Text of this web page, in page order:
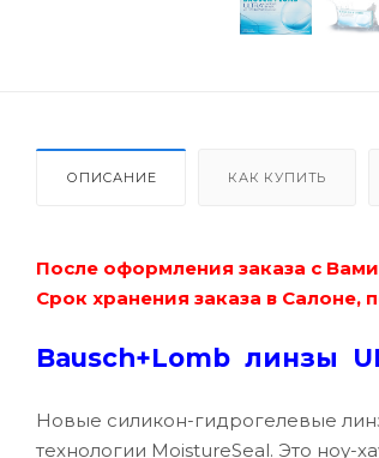
ОПИСАНИЕ КАК КУПИТЬ
После оформления заказа с
Срок хранения заказа в Салоне,
Bausch+Lomb линзы
Новые силикон-гидрогелевые
технологии MoistureSeal. Это ноу-